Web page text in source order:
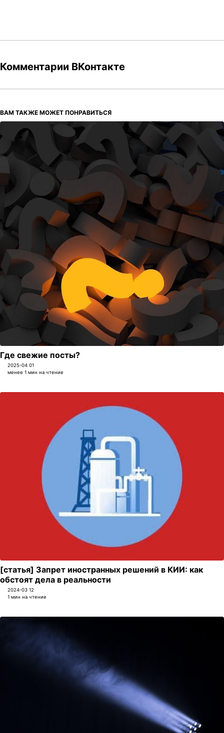
Комментарии ВКонтакте
ВАМ ТАКЖЕ МОЖЕТ ПОНРАВИТЬСЯ
Где свежие посты?
2025-04 01
менее 1 мин на чтение
[статья] Запрет иностранных решений в КИИ: как
обстоят дела в реальности
2024-03 12
1 мин на чтение